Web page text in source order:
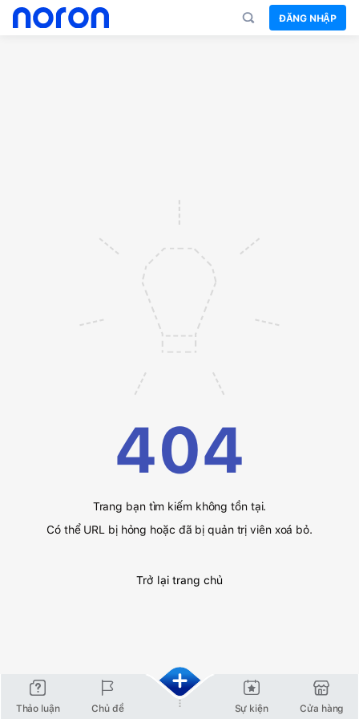
ĐĂNG NHẬP
404
Trang bạn tìm kiếm không tồn tại.
Có thể URL bị hỏng hoặc đã bị quản trị viên xoá bỏ.
Trở lại trang chủ
Thảo luận Chủ đề Sự kiện Cửa hàng